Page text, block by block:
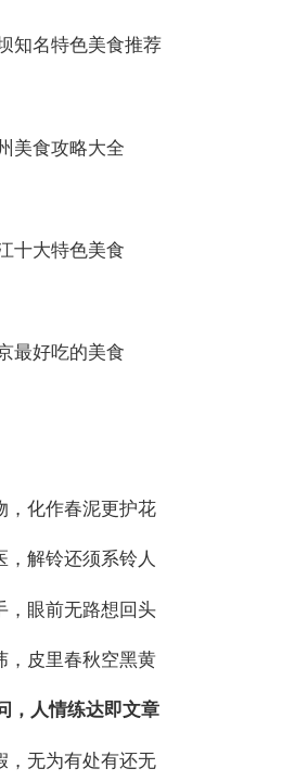
,在沸水锅上蒸熟。熟后糯
明,犹如粒粒珍珠,肉丸软糯,
以肉作主料,用旺火猛蒸。
肥而不腻。蒸白丸以瘦猪腿
讲究火候。特点为色泽乳
松泡,滋味纯美。
,原产于鄂州的梁子湖,它肉
,可用多种方法烹制成多种
最佳。清蒸武昌鱼一般选
蒸以后,再在鱼身缀上红、
去色彩缤纷,举筷品尝,肥美
美无比。
品种有瓦罐鸡汤、八卦汤、
知名特色美食推荐
美食攻略大全
十大特色美食
最好吃的美食
，化作春泥更护花
，解铃还须系铃人
，眼前无路想回头
，皮里春秋空黑黄
，人情练达即文章
，无为有处有还无